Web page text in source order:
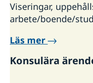
Viseringar,
arbete/boende/
Läs mer
Konsulära